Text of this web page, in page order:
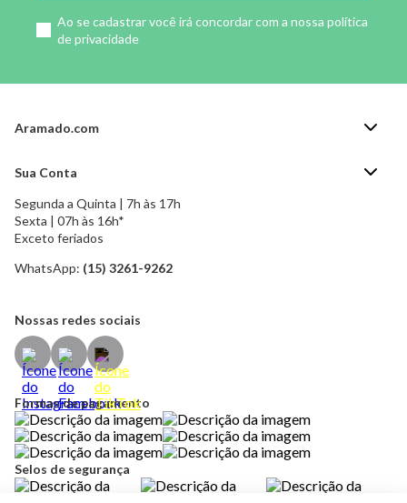
Ao se cadastrar você irá concordar com a nossa política
de privacidade
Aramado.com
Blog Aramado.com
Política de Privacidade
Política de Troca e Devolução
Política de Frete Grátis
Sua Conta
Minha Conta
Meus pedidos
Segunda a Quinta | 7h às 17h
Sexta | 07h às 16h*
Exceto feriados
WhatsApp: (15) 3261-9262
Nossas redes sociais
Formas de pagamento
Selos de segurança